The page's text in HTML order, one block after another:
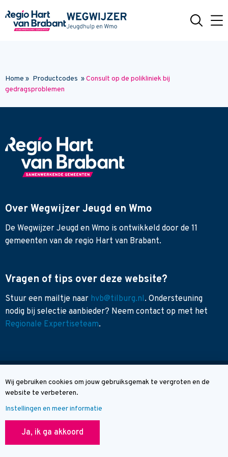
Cookie melding
Wij gebruiken cookies om jouw gebruiksgemak te vergroten en de
website te verbeteren.
Instellingen en meer informatie
Ja, ik ga akkoord
Home » Productcodes »Consult op de polikliniek bij
gedragsproblemen
Over Wegwijzer Jeugd en Wmo
De Wegwijzer Jeugd en Wmo is ontwikkeld door de 11
gemeenten van de regio Hart van Brabant.
Vragen of tips over deze website?
Stuur een mailtje naar hvb@tilburg.nl. Ondersteuning
nodig bij selectie aanbieder? Neem contact op met het
Regionale Expertiseteam.
© Wegwijzer Hart van Brabant
Toegankelijkheid